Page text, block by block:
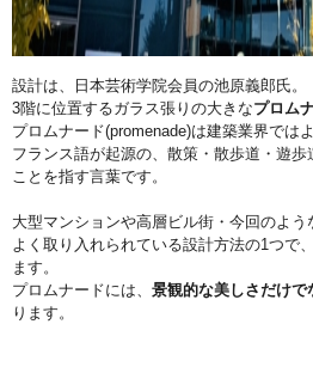
設計は、日本芸術学院会員の池原義郎氏。
3階に位置するガラス張りの大きなプロム
プロムナード(promenade)は建築業界では
フランス語が起源の、散策・散歩道・遊
ことを指す言葉です。
大型マンションや高層ビル街・今回のよう
よく取り入れられている設計方法の1つで、
ます。
プロムナードには、 景観的な美しさだけで
ります。